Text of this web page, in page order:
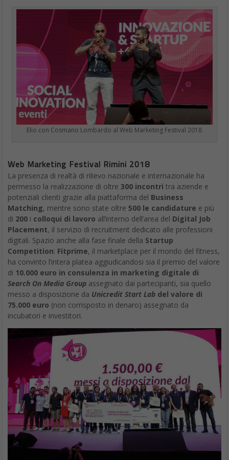
Elio con Cosmano Lombardo al Web Marketing Festival 2018
Web Marketing Festival Rimini 2018
La presenza di realtà di rilievo nazionale e internazionale ha
permesso la realizzazione di oltre 300 incontri tra aziende e
potenziali clienti grazie alla piattaforma del Business
Matching, mentre sono state oltre 500 le candidature e più
di 200 i colloqui di lavoro all’interno dell’area del Digital Job
Placement, il servizio di recruitment dedicato alle professioni
digitali. Spazio anche alla fase finale della Startup
Competition: Fitprime, il marketplace per il mondo del fitness,
ha convinto l’intera platea aggiudicandosi sia il premio del valore
di 10.000 euro in consulenza in marketing digitale di
Search On Media Group assegnato dai partecipanti, sia quello
messo a disposizione da Unicredit Start Lab del valore di
75.000 euro (non corrisposto in denaro) assegnato da
incubatori e investitori.